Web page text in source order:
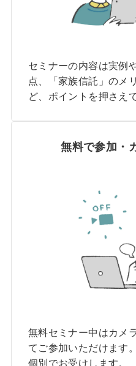
セミナーの内容は実例
点、「家族信託」のメ
ど、ポイントを押さえ
無料で参加・
無料セミナー中はカメ
てご参加いただけます
個別でお受けします。